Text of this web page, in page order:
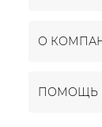
О
ПОМОЩЬ